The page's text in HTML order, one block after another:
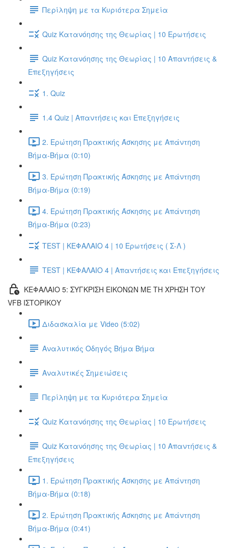
Περίληψη με τα Κυριότερα Σημεία
Quiz Κατανόησης της Θεωρίας | 10 Ερωτήσεις
Quiz Κατανόησης της Θεωρίας | 10 Απαντήσεις &
Επεξηγήσεις
1. Quiz
1.4 Quiz | Απαντήσεις και Επεξηγήσεις
2. Ερώτηση Πρακτικής Άσκησης με Απάντηση
Βήμα-Βήμα (0:10)
3. Ερώτηση Πρακτικής Άσκησης με Απάντηση
Βήμα-Βήμα (0:19)
4. Ερώτηση Πρακτικής Άσκησης με Απάντηση
Βήμα-Βήμα (0:23)
TEST | ΚΕΦΑΛΑΙΟ 4 | 10 Ερωτήσεις ( Σ-Λ )
TEST | ΚΕΦΑΛΑΙΟ 4 | Απαντήσεις και Επεξηγήσεις
ΚΕΦΑΛΑΙΟ 5: ΣΥΓΚΡΙΣΗ ΕΙΚΟΝΩΝ ΜΕ ΤΗ ΧΡΗΣΗ ΤΟΥ
VFB ΙΣΤΟΡΙΚΟΥ
Διδασκαλία με Video (5:02)
Αναλυτικός Οδηγός Βήμα Βήμα
Αναλυτικές Σημειώσεις
Περίληψη με τα Κυριότερα Σημεία
Quiz Κατανόησης της Θεωρίας | 10 Ερωτήσεις
Quiz Κατανόησης της Θεωρίας | 10 Απαντήσεις &
Επεξηγήσεις
1. Ερώτηση Πρακτικής Άσκησης με Απάντηση
Βήμα-Βήμα (0:18)
2. Ερώτηση Πρακτικής Άσκησης με Απάντηση
Βήμα-Βήμα (0:41)